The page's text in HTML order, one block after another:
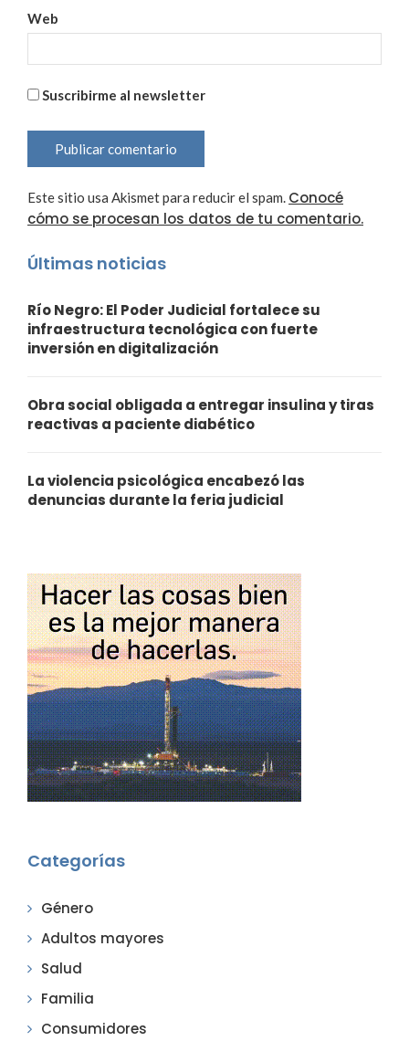
Web
Suscribirme al newsletter
Este sitio usa Akismet para reducir el spam. Conocé
cómo se procesan los datos de tu comentario.
Últimas noticias
Río Negro: El Poder Judicial fortalece su
infraestructura tecnológica con fuerte
inversión en digitalización
Obra social obligada a entregar insulina y tiras
reactivas a paciente diabético
La violencia psicológica encabezó las
denuncias durante la feria judicial
Categorías
Género
Adultos mayores
Salud
Familia
Consumidores